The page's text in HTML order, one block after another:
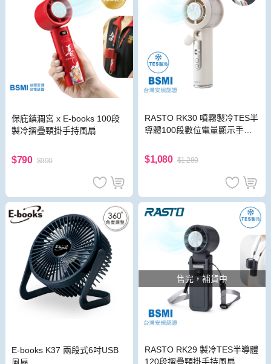
保庇鎮瀾宮 x E-books 100段
製冷摺疊頸掛手持風扇
$790 $990
RASTO RK30 噴霧製冷TES半
導體100段數位電量顯示手持
$1,080 $1,280
E-books K37 兩段式6吋USB
風扇
售完，補貨中
RASTO RK29 製冷TES半導體
120段摺疊頸掛手持風扇